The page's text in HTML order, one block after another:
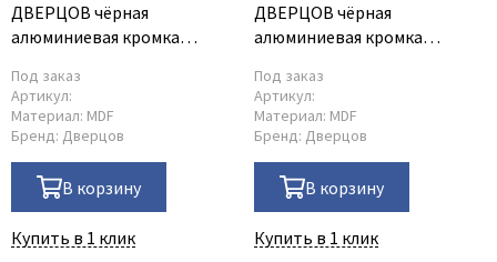
ДВЕРЦОВ чёрная
алюминиевая кромка
Под заказ
Артикул:
Материал: MDF
Бренд: Дверцов
В корзину
Купить в 1 клик
ДВЕРЦОВ чёрная
алюминиевая кромка
Под заказ
Артикул:
Материал: MDF
Бренд: Дверцов
В корзину
Купить в 1 клик